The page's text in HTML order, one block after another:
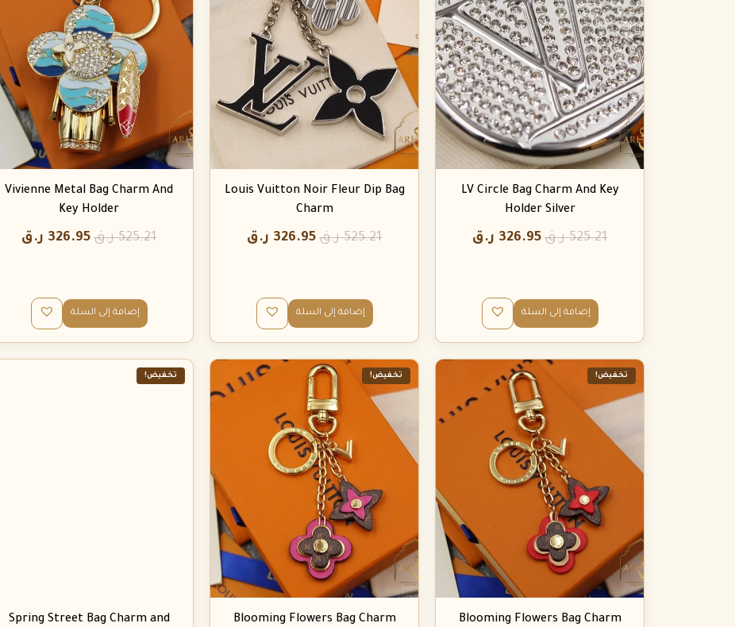
LV Circle Bag Charm And Key
Holder Silver
525.21 ر.ق 326.95 ر.ق
إضافة إلى السلة
Louis Vuitton Noir Fleur Dip Bag
Charm
525.21 ر.ق 326.95 ر.ق
إضافة إلى السلة
Vivienne Metal Bag Charm And
Key Holder
525.21 ر.ق 326.95 ر.ق
إضافة إلى السلة
تخفيض!
Blooming Flowers Bag Charm
تخفيض!
Blooming Flowers Bag Charm
تخفيض!
Spring Street Bag Charm and